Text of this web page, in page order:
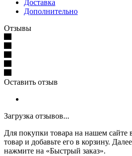
Доставка
Дополнительно
Отзывы
Оставить отзыв
Загрузка отзывов...
Для покупки товара на нашем
товар и добавьте его в корзину.
нажмите на «Быстрый заказ».